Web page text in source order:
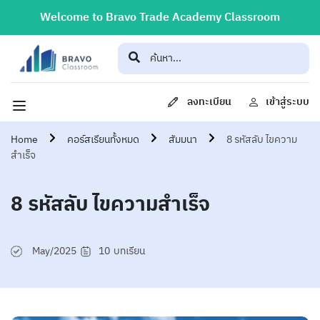
Welcome to Bravo Trade Academy Classroom
ลงทะเบียน เข้าสู่ระบบ
Home คอร์สเรียนทั้งหมด สัมมนา
8 รหัสลับ ไขความ
สำเร็จ
8 รหัสลับ ไขความสำเร็จ
May/2025 10 บทเรียน